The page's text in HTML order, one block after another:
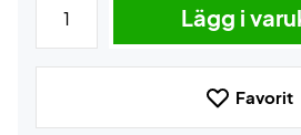
Lägg i
Favorit